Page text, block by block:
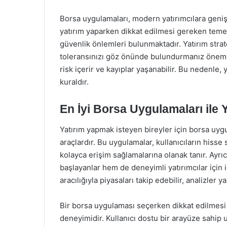
Borsa uygulamaları, modern yatırımcılara
yatırım yaparken dikkat edilmesi gereken
güvenlik önlemleri bulunmaktadır. Yatırım
toleransınızı göz önünde bulundurmanız
risk içerir ve kayıplar yaşanabilir. Bu nedenle,
kuraldır.
En İyi Borsa Uygulamaları ile
Yatırım yapmak isteyen bireyler için borsa
araçlardır. Bu uygulamalar, kullanıcıların
kolayca erişim sağlamalarına olanak tanır.
başlayanlar hem de deneyimli yatırımcılar
aracılığıyla piyasaları takip edebilir,
Bir borsa uygulaması seçerken dikkat
deneyimidir. Kullanıcı dostu bir arayüze sahip